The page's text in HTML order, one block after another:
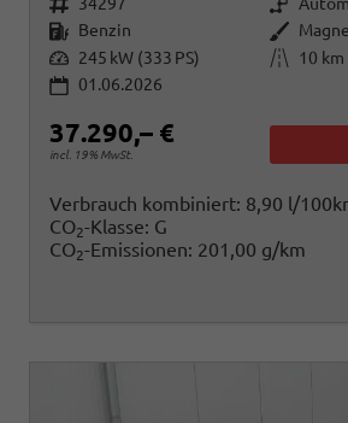
Kraftstoff Benzin Außenfarbe
Leistung 245 kW (333 PS) Kilometerstand
10 km
01.06.2026
37.290,– €
incl. 19% MwSt.
Verbrauch kombiniert: 8,90 l/
CO2-Klasse: G
CO2-Emissionen: 201,00 g/km